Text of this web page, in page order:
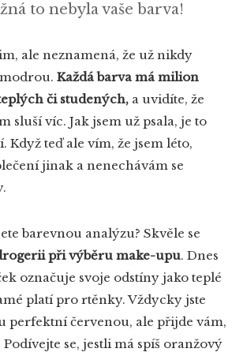
to nebyla vaše barva!
ale neznamená, že už nikdy
Každá barva má milion
či studených, a uvidíte, že
sluší víc. Jak jsem už psala, je to
Když teď ale vím, že jsem léto,
jinak a nenechávám se
barevnou analýzu? Skvěle se
při výběru make-upu. Dnes
označuje svoje odstíny jako teplé
platí pro rtěnky. Vždycky jste
perfektní červenou, ale přijde vám,
Podívejte se, jestli má spíš oranžový